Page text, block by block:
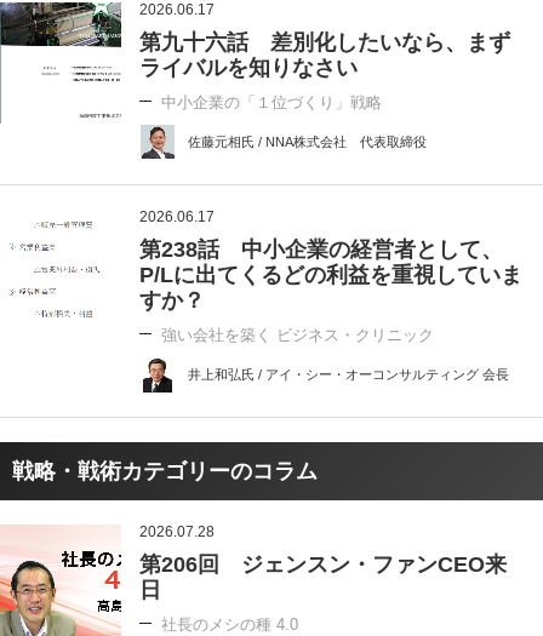
2026.06.17
第九十六話 差別化したいなら、まず
ライバルを知りなさい
中小企業の「１位づくり」戦略
佐藤元相氏 / NNA株式会社 代表取締役
2026.06.17
第238話 中小企業の経営者として、
P/Lに出てくるどの利益を重視していま
すか？
強い会社を築く ビジネス・クリニック
井上和弘氏 / アイ・シー・オーコンサルティング 会長
戦略・戦術カテゴリーのコラム
2026.07.28
第206回 ジェンスン・ファンCEO来
日
社長のメシの種 4.0